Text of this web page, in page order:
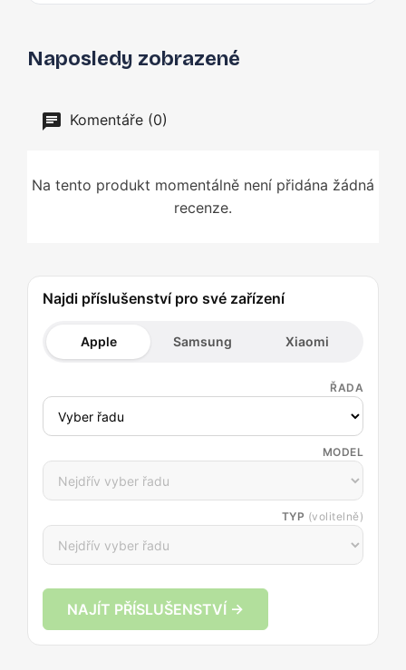
Naposledy zobrazené
Komentáře (0)
Na tento produkt momentálně není přidána žádná
recenze.
Najdi příslušenství pro své zařízení
Apple Samsung Xiaomi
ŘADA
MODEL
TYP (volitelně)
NAJÍT PŘÍSLUŠENSTVÍ →